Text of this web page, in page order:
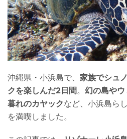
沖縄県・小浜島で、 家族でシュ
クを楽しんだ2日間。 幻の島や
暮れのカヤックなど、小浜島ら
を満喫しました。